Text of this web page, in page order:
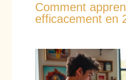
Comment
efficacement en